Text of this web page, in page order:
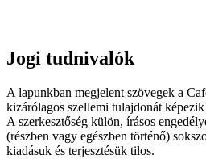
Jogi tudnivalók
A lapunkban megjelent szövegek a
kizárólagos szellemi tulajdonát
A szerkesztőség külön, írásos
(részben vagy egészben történő)
kiadásuk és terjesztésük tilos.